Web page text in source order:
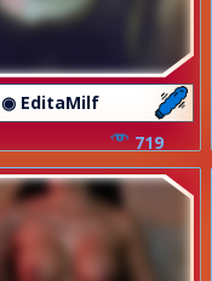
◉ EditaMilf
719